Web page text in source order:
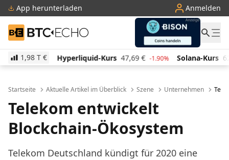
App herunterladen Anmelden
BTC-ECHO
1,98 T €
Kurs 47,69 € -1.90% Solana-Kurs 62,80 -1.10%
Startseite Aktuelle Artikel im Überblick Szene Unternehmen
Telekom entwickelt
Blockchain-Ökosystem
Telekom Deutschland kündigt für 2020 eine